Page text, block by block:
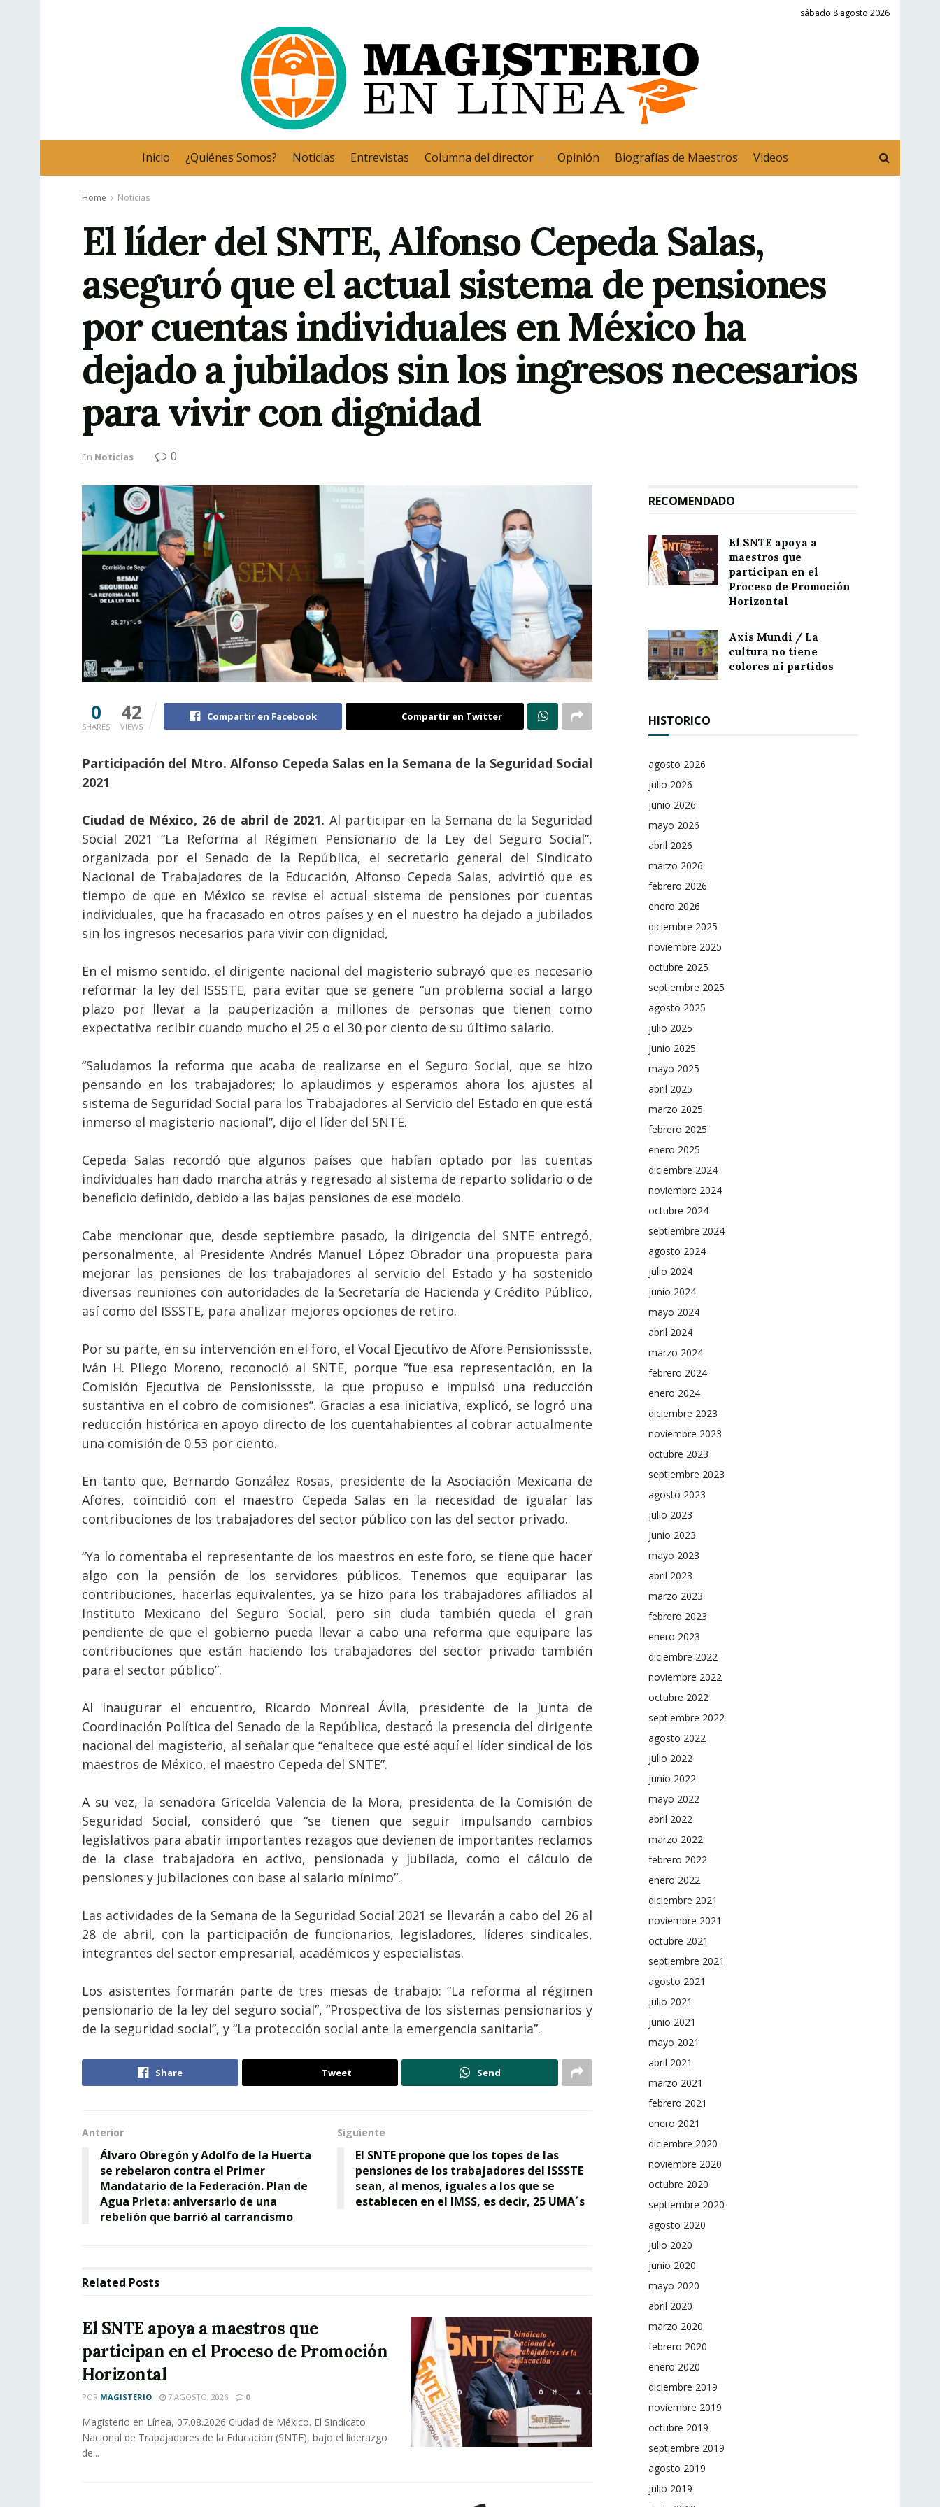
sábado 8 agosto 2026
Inicio ¿Quiénes Somos? Noticias Entrevistas Columna del director Opinión Biografías de Maestros Videos
Home Noticias
El líder del SNTE, Alfonso Cepeda Salas,
aseguró que el actual sistema de pensiones
por cuentas individuales en México ha
dejado a jubilados sin los ingresos necesarios
para vivir con dignidad
En Noticias 0
0
SHARES
42
VIEWS
Compartir en Facebook Compartir en Twitter
Participación del Mtro. Alfonso Cepeda Salas en la Semana de la Seguridad Social
2021
Ciudad de México, 26 de abril de 2021. Al participar en la Semana de la Seguridad
Social 2021 “La Reforma al Régimen Pensionario de la Ley del Seguro Social”,
organizada por el Senado de la República, el secretario general del Sindicato
Nacional de Trabajadores de la Educación, Alfonso Cepeda Salas, advirtió que es
tiempo de que en México se revise el actual sistema de pensiones por cuentas
individuales, que ha fracasado en otros países y en el nuestro ha dejado a jubilados
sin los ingresos necesarios para vivir con dignidad,
En el mismo sentido, el dirigente nacional del magisterio subrayó que es necesario
reformar la ley del ISSSTE, para evitar que se genere “un problema social a largo
plazo por llevar a la pauperización a millones de personas que tienen como
expectativa recibir cuando mucho el 25 o el 30 por ciento de su último salario.
“Saludamos la reforma que acaba de realizarse en el Seguro Social, que se hizo
pensando en los trabajadores; lo aplaudimos y esperamos ahora los ajustes al
sistema de Seguridad Social para los Trabajadores al Servicio del Estado en que está
inmerso el magisterio nacional”, dijo el líder del SNTE.
Cepeda Salas recordó que algunos países que habían optado por las cuentas
individuales han dado marcha atrás y regresado al sistema de reparto solidario o de
beneficio definido, debido a las bajas pensiones de ese modelo.
Cabe mencionar que, desde septiembre pasado, la dirigencia del SNTE entregó,
personalmente, al Presidente Andrés Manuel López Obrador una propuesta para
mejorar las pensiones de los trabajadores al servicio del Estado y ha sostenido
diversas reuniones con autoridades de la Secretaría de Hacienda y Crédito Público,
así como del ISSSTE, para analizar mejores opciones de retiro.
Por su parte, en su intervención en el foro, el Vocal Ejecutivo de Afore Pensionissste,
Iván H. Pliego Moreno, reconoció al SNTE, porque “fue esa representación, en la
Comisión Ejecutiva de Pensionissste, la que propuso e impulsó una reducción
sustantiva en el cobro de comisiones”. Gracias a esa iniciativa, explicó, se logró una
reducción histórica en apoyo directo de los cuentahabientes al cobrar actualmente
una comisión de 0.53 por ciento.
En tanto que, Bernardo González Rosas, presidente de la Asociación Mexicana de
Afores, coincidió con el maestro Cepeda Salas en la necesidad de igualar las
contribuciones de los trabajadores del sector público con las del sector privado.
“Ya lo comentaba el representante de los maestros en este foro, se tiene que hacer
algo con la pensión de los servidores públicos. Tenemos que equiparar las
contribuciones, hacerlas equivalentes, ya se hizo para los trabajadores afiliados al
Instituto Mexicano del Seguro Social, pero sin duda también queda el gran
pendiente de que el gobierno pueda llevar a cabo una reforma que equipare las
contribuciones que están haciendo los trabajadores del sector privado también
para el sector público”.
Al inaugurar el encuentro, Ricardo Monreal Ávila, presidente de la Junta de
Coordinación Política del Senado de la República, destacó la presencia del dirigente
nacional del magisterio, al señalar que “enaltece que esté aquí el líder sindical de los
maestros de México, el maestro Cepeda del SNTE”.
A su vez, la senadora Gricelda Valencia de la Mora, presidenta de la Comisión de
Seguridad Social, consideró que “se tienen que seguir impulsando cambios
legislativos para abatir importantes rezagos que devienen de importantes reclamos
de la clase trabajadora en activo, pensionada y jubilada, como el cálculo de
pensiones y jubilaciones con base al salario mínimo”.
Las actividades de la Semana de la Seguridad Social 2021 se llevarán a cabo del 26 al
28 de abril, con la participación de funcionarios, legisladores, líderes sindicales,
integrantes del sector empresarial, académicos y especialistas.
Los asistentes formarán parte de tres mesas de trabajo: “La reforma al régimen
pensionario de la ley del seguro social”, “Prospectiva de los sistemas pensionarios y
de la seguridad social”, y “La protección social ante la emergencia sanitaria”.
Share Tweet Send
Anterior
Álvaro Obregón y Adolfo de la Huerta
se rebelaron contra el Primer
Mandatario de la Federación. Plan de
Agua Prieta: aniversario de una
rebelión que barrió al carrancismo
Siguiente
El SNTE propone que los topes de las
pensiones de los trabajadores del ISSSTE
sean, al menos, iguales a los que se
establecen en el IMSS, es decir, 25 UMA´s
Related Posts
El SNTE apoya a maestros que
participan en el Proceso de Promoción
Horizontal
POR MAGISTERIO 7 AGOSTO, 2026 0
Magisterio en Línea, 07.08.2026 Ciudad de México. El Sindicato
Nacional de Trabajadores de la Educación (SNTE), bajo el liderazgo
de...
RECOMENDADO
El SNTE apoya a
maestros que
participan en el
Proceso de Promoción
Horizontal
Axis Mundi / La
cultura no tiene
colores ni partidos
HISTORICO
agosto 2026
julio 2026
junio 2026
mayo 2026
abril 2026
marzo 2026
febrero 2026
enero 2026
diciembre 2025
noviembre 2025
octubre 2025
septiembre 2025
agosto 2025
julio 2025
junio 2025
mayo 2025
abril 2025
marzo 2025
febrero 2025
enero 2025
diciembre 2024
noviembre 2024
octubre 2024
septiembre 2024
agosto 2024
julio 2024
junio 2024
mayo 2024
abril 2024
marzo 2024
febrero 2024
enero 2024
diciembre 2023
noviembre 2023
octubre 2023
septiembre 2023
agosto 2023
julio 2023
junio 2023
mayo 2023
abril 2023
marzo 2023
febrero 2023
enero 2023
diciembre 2022
noviembre 2022
octubre 2022
septiembre 2022
agosto 2022
julio 2022
junio 2022
mayo 2022
abril 2022
marzo 2022
febrero 2022
enero 2022
diciembre 2021
noviembre 2021
octubre 2021
septiembre 2021
agosto 2021
julio 2021
junio 2021
mayo 2021
abril 2021
marzo 2021
febrero 2021
enero 2021
diciembre 2020
noviembre 2020
octubre 2020
septiembre 2020
agosto 2020
julio 2020
junio 2020
mayo 2020
abril 2020
marzo 2020
febrero 2020
enero 2020
diciembre 2019
noviembre 2019
octubre 2019
septiembre 2019
agosto 2019
julio 2019